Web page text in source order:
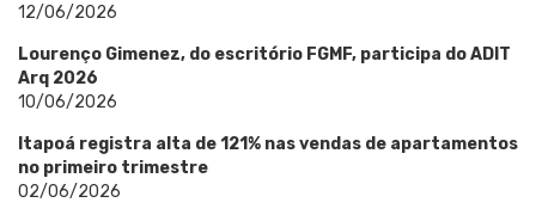
12/06/2026
Lourenço Gimenez, do escritório FGMF, participa do ADIT
Arq 2026
10/06/2026
Itapoá registra alta de 121% nas vendas de apartamentos
no primeiro trimestre
02/06/2026